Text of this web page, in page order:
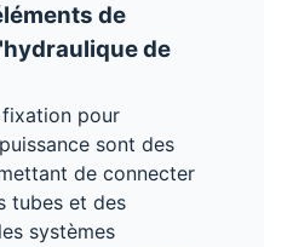
de
de
fixation pour
sont des
de connecter
tubes et des
systèmes